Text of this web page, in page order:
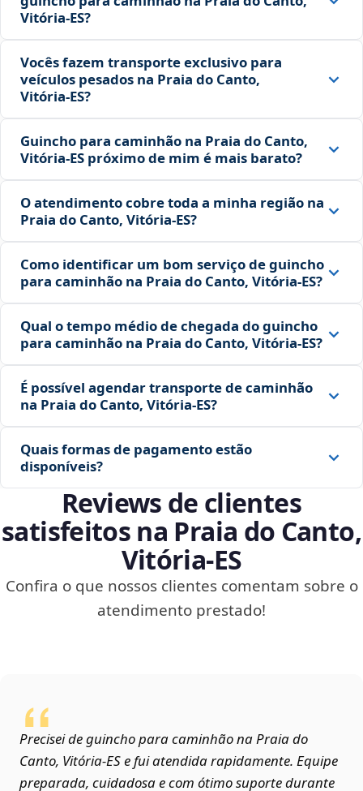
Vitória‑ES?
Vocês fazem transporte exclusivo para
veículos pesados na Praia do Canto,
Vitória‑ES?
Guincho para caminhão na Praia do Canto,
Vitória‑ES próximo de mim é mais barato?
O atendimento cobre toda a minha região na
Praia do Canto, Vitória‑ES?
Como identificar um bom serviço de guincho
para caminhão na Praia do Canto, Vitória‑ES?
Qual o tempo médio de chegada do guincho
para caminhão na Praia do Canto, Vitória‑ES?
É possível agendar transporte de caminhão
na Praia do Canto, Vitória‑ES?
Quais formas de pagamento estão
disponíveis?
Reviews de clientes
satisfeitos na Praia do Canto,
Vitória‑ES
Confira o que nossos clientes comentam sobre o
atendimento prestado!
Precisei de guincho para caminhão na Praia do
Canto, Vitória‑ES e fui atendida rapidamente. Equipe
preparada, cuidadosa e com ótimo suporte durante